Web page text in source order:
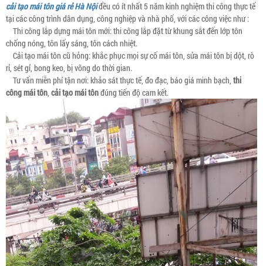
cải tạo mái tôn giá rẻ Hà Nộiđều có ít nhất 5 năm kinh nghiệm thi công thực tế
tại các công trình dân dụng, công nghiệp và nhà phố, với các công việc như :
Thi công lắp dựng mái tôn mới: thi công lắp đặt từ khung sắt đến lớp tôn
chống nóng, tôn lấy sáng, tôn cách nhiệt.
Cải tạo mái tôn cũ hỏng: khắc phục mọi sự cố mái tôn, sửa mái tôn bị dột, rò
rỉ, sét gỉ, bong keo, bị võng do thời gian.
Tư vấn miễn phí tận nơi: khảo sát thực tế, đo đạc, báo giá minh bạch, thi
công mái tôn, cải tạo mái tônđúng tiến độ cam kết.